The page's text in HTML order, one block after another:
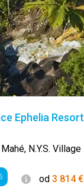
Ephelia Resort
N.Y.S. Village
Informácie
od 3 814€